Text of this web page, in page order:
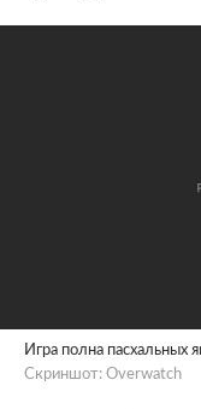
Игра полна пасхальных
Скриншот: Overwatch